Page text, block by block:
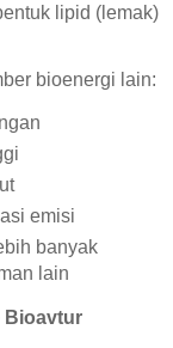
lipid (lemak)
bioenergi lain:
emisi
banyak
lain
Bioavtur